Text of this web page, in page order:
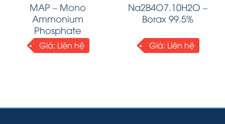
MAP – Mono
Ammonium
Phosphate
Giá: Liên hệ
Na2B4O7.10H2O –
Borax 99.5%
Giá: Liên hệ